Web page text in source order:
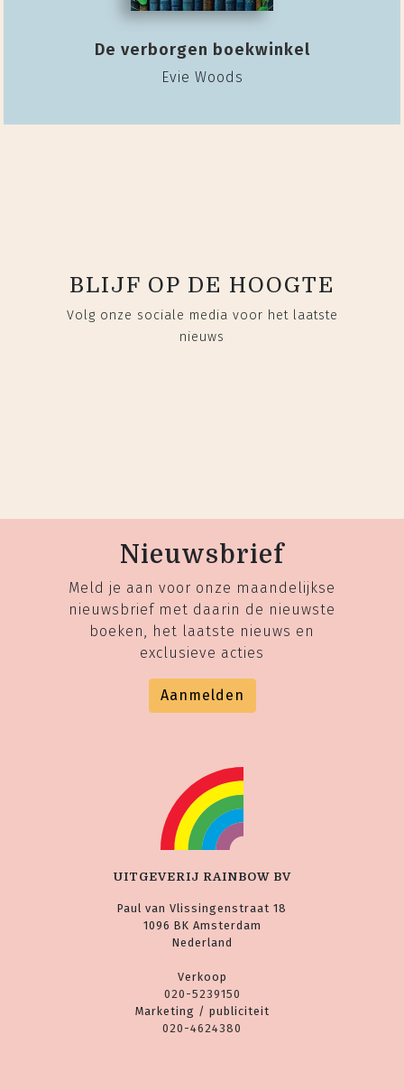
De verborgen boekwinkel
Evie Woods
BLIJF OP DE HOOGTE
Volg onze sociale media voor het laatste
nieuws
Nieuwsbrief
Meld je aan voor onze maandelijkse
nieuwsbrief met daarin de nieuwste
boeken, het laatste nieuws en
exclusieve acties
Aanmelden
UITGEVERIJ RAINBOW BV
Paul van Vlissingenstraat 18
1096 BK Amsterdam
Nederland
Verkoop
020-5239150
Marketing / publiciteit
020-4624380